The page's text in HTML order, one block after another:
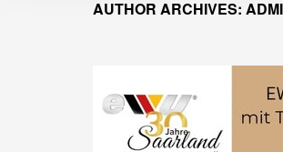
AUTHOR ARCHIVES: